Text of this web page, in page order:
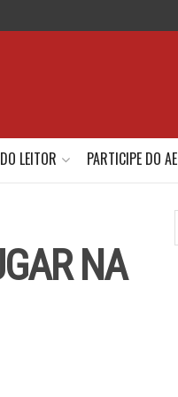
DO LEITOR PARTICIPE DO AE
NA